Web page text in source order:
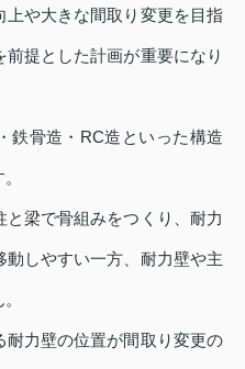
や大きな間取り変更を目指
提とした計画が重要になり
鉄骨造・RC造といった構造
梁で骨組みをつくり、耐力
しやすい一方、耐力壁や主
力壁の位置が間取り変更の